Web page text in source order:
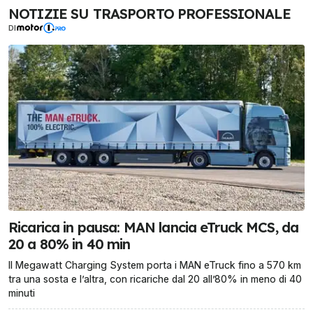
NOTIZIE SU TRASPORTO PROFESSIONALE
DI
Ricarica in pausa: MAN lancia eTruck MCS, da
20 a 80% in 40 min
Il Megawatt Charging System porta i MAN eTruck fino a 570 km
tra una sosta e l’altra, con ricariche dal 20 all’80% in meno di 40
minuti